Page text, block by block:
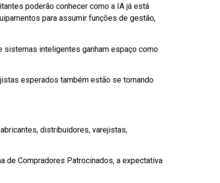
poderão conhecer como a IA já está
para assumir funções de gestão,
inteligentes ganham espaço como
esperados também estão se tornando
distribuidores, varejistas,
de Compradores Patrocinados, a expectativa